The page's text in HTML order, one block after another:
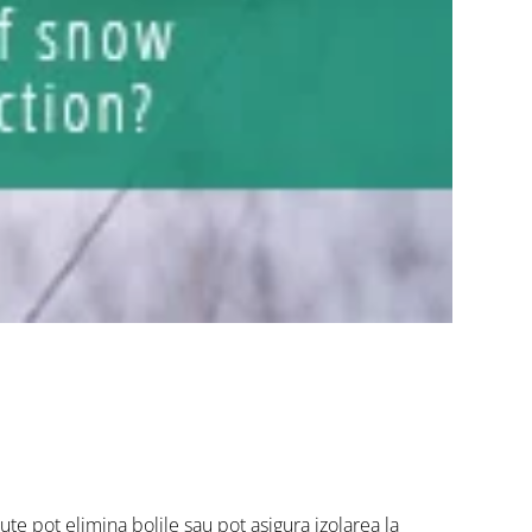
pot elimina bolile sau pot asigura izolarea la